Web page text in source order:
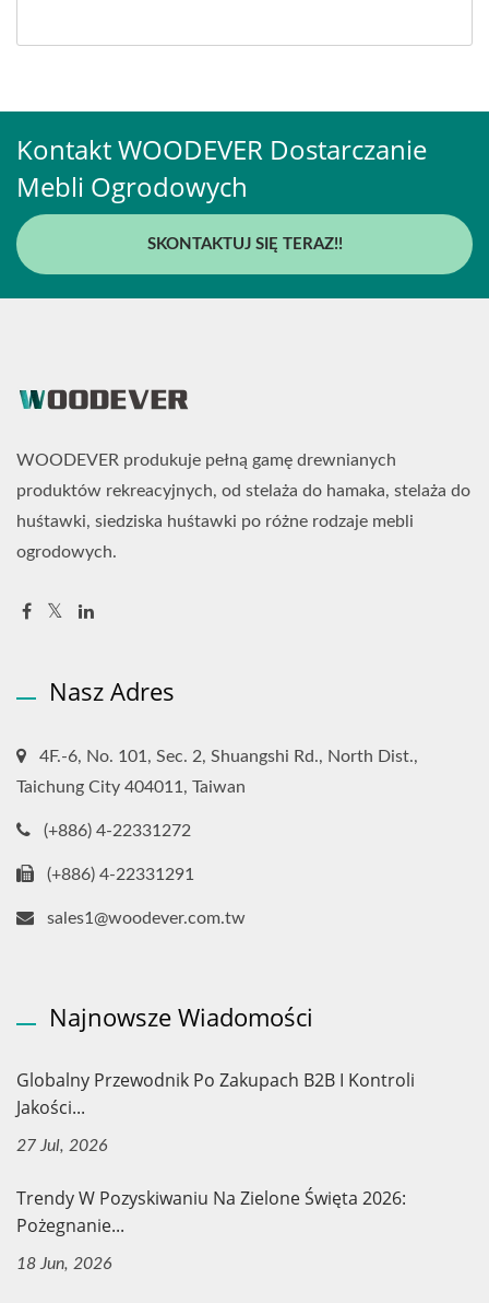
Kontakt WOODEVER Dostarczanie
Mebli Ogrodowych
SKONTAKTUJ SIĘ TERAZ!!
WOODEVER produkuje pełną gamę drewnianych
produktów rekreacyjnych, od stelaża do hamaka, stelaża do
huśtawki, siedziska huśtawki po różne rodzaje mebli
ogrodowych.
Nasz Adres
4F.-6, No. 101, Sec. 2, Shuangshi Rd., North Dist.,
Taichung City 404011, Taiwan
(+886) 4-22331272
(+886) 4-22331291
sales1@woodever.com.tw
Najnowsze Wiadomości
Globalny Przewodnik Po Zakupach B2B I Kontroli
Jakości...
27 Jul, 2026
Trendy W Pozyskiwaniu Na Zielone Święta 2026:
Pożegnanie...
18 Jun, 2026